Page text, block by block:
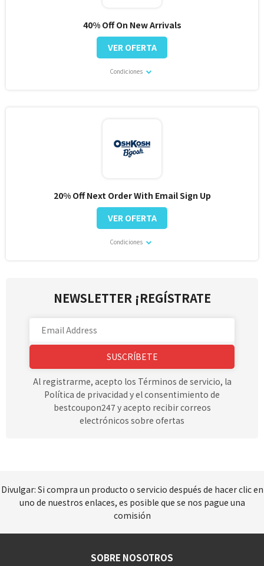
40% Off On New Arrivals
Condiciones
VER OFERTA
20% Off Next Order With Email Sign Up
Condiciones
VER OFERTA
NEWSLETTER ¡REGÍSTRATE
SUSCRÍBETE
Al registrarme, acepto los Términos de servicio, la
Política de privacidad y el consentimiento de
bestcoupon247 y acepto recibir correos
electrónicos sobre ofertas
Divulgar: Si compra un producto o servicio después de hacer clic en
uno de nuestros enlaces, es posible que se nos pague una
comisión
SOBRE NOSOTROS